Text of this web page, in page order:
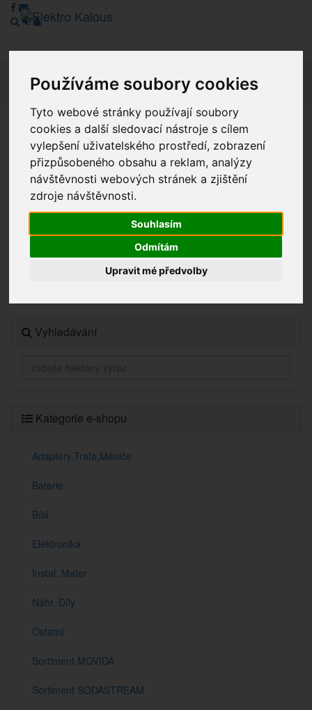
Používáme soubory cookies
Tyto webové stránky používají soubory
cookies a další sledovací nástroje s cílem
vylepšení uživatelského prostředí, zobrazení
přizpůsobeného obsahu a reklam, analýzy
návštěvnosti webových stránek a zjištění
zdroje návštěvnosti.
Souhlasím
Odmítám
Upravit mé předvolby
Vážení zákazníci, v tuto chvíli je Náš internetový obchod v
režimu Katalogu. Objednávky on-line nyní nelze vyřídit.
Děkujeme za pochopení.
Vyhledávání
Kategorie e-shopu
Adaptéry,Trafa,Měniče
Baterie
Bílá
Elektronika
Instal. Mater
Náhr. Díly
Ostatní
Sortiment MOVIDA
Sortiment SODASTREAM